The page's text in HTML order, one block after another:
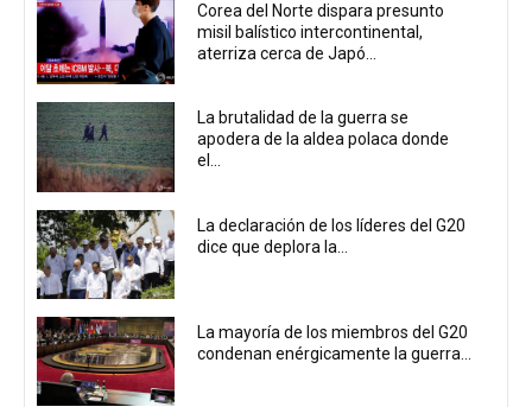
Corea del Norte dispara presunto
misil balístico intercontinental,
aterriza cerca de Japó...
La brutalidad de la guerra se
apodera de la aldea polaca donde
el...
La declaración de los líderes del G20
dice que deplora la...
La mayoría de los miembros del G20
condenan enérgicamente la guerra...